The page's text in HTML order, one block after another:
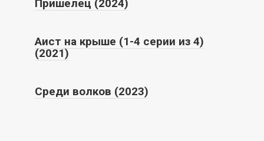
Пришелец (2024)
Аист на крыше (1-4 серии из 4)
(2021)
Среди волков (2023)